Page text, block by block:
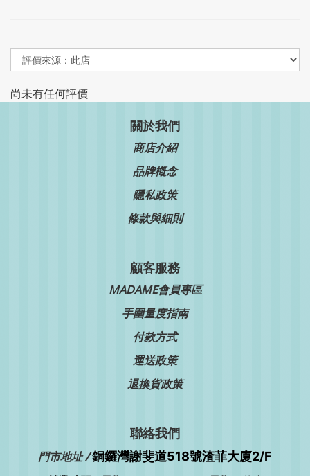
尚未有任何評價
關於我們
商店介紹
品牌槪念
隱私政策
條款與細則
顧客服務
MADAME會員專區
手圍量度指南
付款方式
運送政策
退換貨政策
聯絡我們
門市地址 /銅鑼灣謝斐道518號渣菲大廈2/F